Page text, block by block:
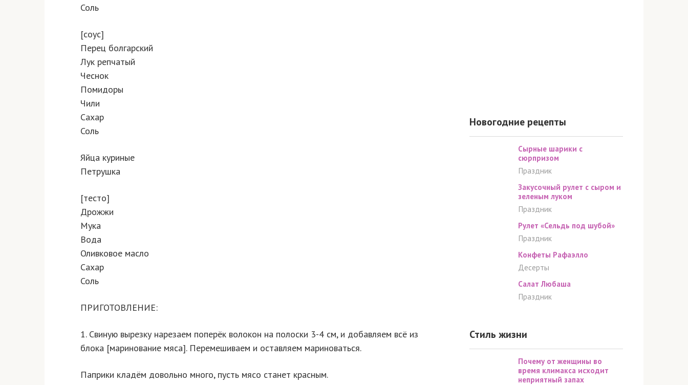
Соль
[соус]
Перец болгарский
Лук репчатый
Чеснок
Помидоры
Чили
Сахар
Соль
Яйца куриные
Петрушка
[тесто]
Дрожжи
Мука
Вода
Оливковое масло
Сахар
Соль
ПРИГОТОВЛЕНИЕ:
1. Свиную вырезку нарезаем поперёк волокон на полоски 3-4 см, и добавляем всё из
блока [маринование мяса]. Перемешиваем и оставляем мариноваться.
Паприки кладём довольно много, пусть мясо станет красным.
Новогодние рецепты
Сырные шарики c
cюрпризом
Праздник
Закусочный рулет с сыром и
зеленым луком
Праздник
Рулет «Сельдь под шубой»
Праздник
Конфеты Рафаэлло
Десерты
Салат Любаша
Праздник
Стиль жизни
Почему от женщины во
время климакса исходит
неприятный запах